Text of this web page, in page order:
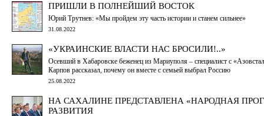
ПРИШЛИ В ПОЛНЕЙШИЙ ВОСТОК
Юрий Трутнев: «Мы пройдем эту часть истории и станем сильнее»
31.08.2022
«УКРАИНСКИЕ ВЛАСТИ НАС БРОСИЛИ!..»
Осевший в Хабаровске беженец из Мариуполя – специалист с
Карпов рассказал, почему он вместе с семьей выбрал Россию
25.08.2022
НА САХАЛИНЕ ПРЕДСТАВЛЕНА «НАРОДНАЯ
РАЗВИТИЯ